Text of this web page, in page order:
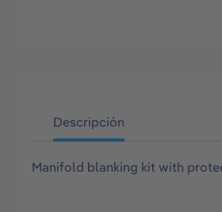
Descripción
Manifold blanking kit with